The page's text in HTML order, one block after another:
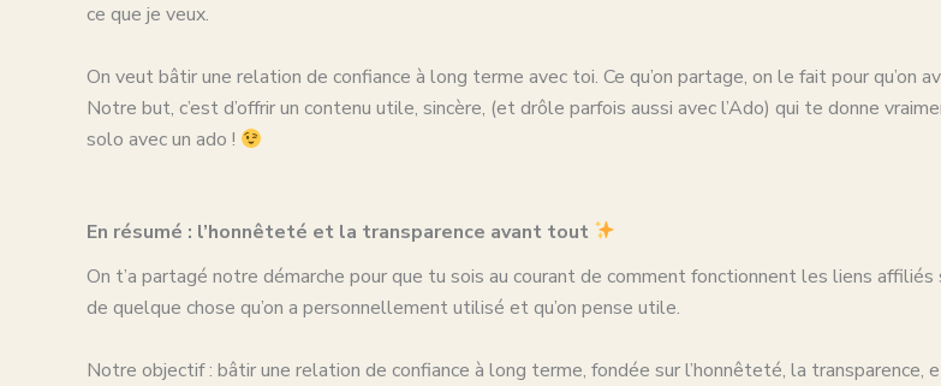
ce que je veux.
On veut bâtir une relation de confiance à long terme avec toi. Ce qu’on partage, on le fait pour qu’on
Notre but, c’est d’offrir un contenu utile, sincère, (et drôle parfois aussi avec l’Ado) qui te donne
solo avec un ado !
En résumé : l’honnêteté et la transparence avant tout
On t’a partagé notre démarche pour que tu sois au courant de comment fonctionnent les liens
de quelque chose qu’on a personnellement utilisé et qu’on pense utile.
Notre objectif : bâtir une relation de confiance à long terme, fondée sur l’honnêteté, la transparence,